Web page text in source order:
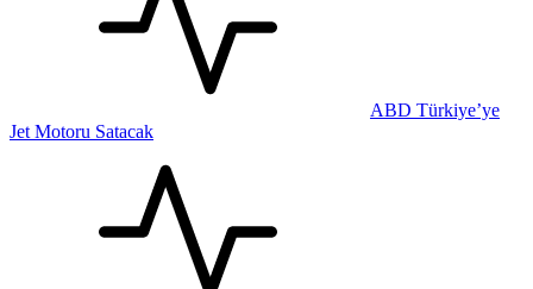
ABD Türkiye’ye
Jet Motoru Satacak